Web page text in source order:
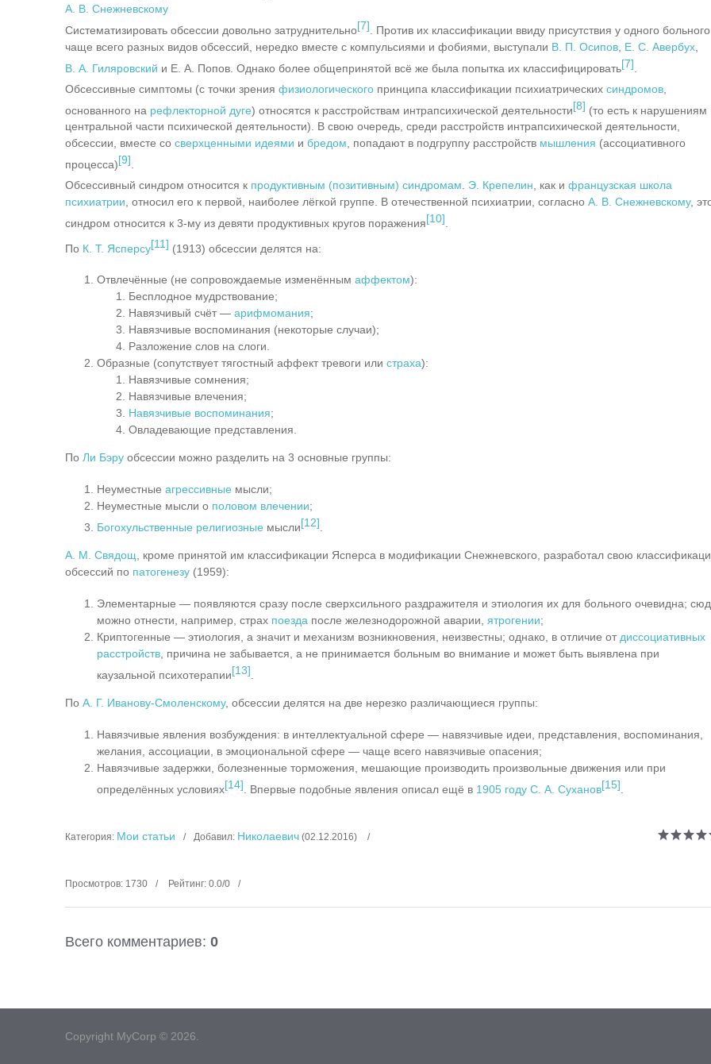
А. В. Снежневскому
Систематизировать обсессии довольно затруднительно[7] . Против их классификации ввиду присутствия у одного больного
чаще всего разных видов обсессий, нередко вместе с компульсиями и фобиями, выступали В. П. Осипов Е. С. Авербух
В. А. Гиляровский и Е. А. Попов . Однако более общепринятой всё же была попытка их классифицировать[7]
Обсессивные симптомы (с точки зрения физиологического принципа классификации психиатрических синдромов
основанного на рефлекторной дуге) относятся к расстройствам интрапсихической деятельности[8] (то есть к нарушениям
центральной части психической деятельности). В свою очередь, среди расстройств интрапсихической деятельности,
обсессии, вместе со сверхценными идеями и бредом, попадают в подгруппу расстройств мышления (ассоциативного
процесса)[9]
Обсессивный синдром относится к продуктивным (позитивным) синдромам Э. Крепелин , как и французская школа
психиатрии , относил его к первой, наиболее лёгкой группе. В отечественной психиатрии, согласно А. В. Снежневскому,
синдром относится к 3-му из девяти продуктивных кругов поражения[10]
По К. Т. Ясперсу[11] (1913) обсессии делятся на:
Отвлечённые (не сопровождаемые изменённым аффектом):
Бесплодное мудрствование;
Навязчивый счёт — арифмомания;
Навязчивые воспоминания (некоторые случаи);
Разложение слов на слоги.
Образные (сопутствует тягостный аффект тревоги или страха):
Навязчивые сомнения;
Навязчивые влечения;
Навязчивые воспоминания;
Овладевающие представления.
По Ли Бэру обсессии можно разделить на 3 основные группы:
Неуместные агрессивные мысли;
Неуместные мысли о половом влечении;
Богохульственные религиозные мысли[12]
А. М. Свядощ , кроме принятой им классификации Ясперса в модификации Снежневского, разработал свою
обсессий по патогенезу (1959):
Элементарные — появляются сразу после сверхсильного раздражителя и этиология их для больного очевидна;
можно отнести, например, страх поезда после железнодорожной аварии, ятрогении;
Криптогенные — этиология, а значит и механизм возникновения, неизвестны; однако, в отличие от диссоциативных
расстройств , причина не забывается, а не принимается больным во внимание и может быть выявлена при
каузальной психотерапии[13]
По А. Г. Иванову-Смоленскому, обсессии делятся на две нерезко различающиеся группы:
Навязчивые явления возбуждения: в интеллектуальной сфере — навязчивые идеи, представления, воспоминания,
желания, ассоциации, в эмоциональной сфере — чаще всего навязчивые опасения;
Навязчивые задержки, болезненные торможения, мешающие производить произвольные движения или при
определённых условиях[14] . Впервые подобные явления описал ещё в 1905 году С. А. Суханов[15]
Категория: Мои статьи Добавил: Николаевич (02.12.2016)
Просмотров: 1730 Рейтинг: 0.0/0
Всего комментариев: 0
Copyright MyCorp © 2026.